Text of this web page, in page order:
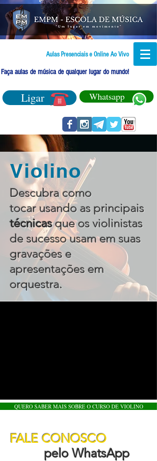
Aulas Presenciais e Online Ao Vivo
Faça aulas de música de qualquer lugar do mundo!
Ligar Whatsapp
Violino
Descubra como
tocar usando as principais
técnicasque os violinistas
de sucesso usam em suas
gravações e
apresentações em
orquestra.
QUERO SABER MAIS SOBRE O CURSO DE VIOLINO
FALE CONOSCO
pelo WhatsApp